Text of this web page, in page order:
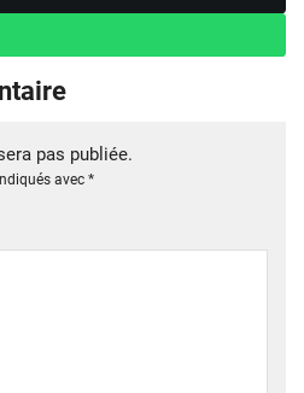
pas publiée.
avec *